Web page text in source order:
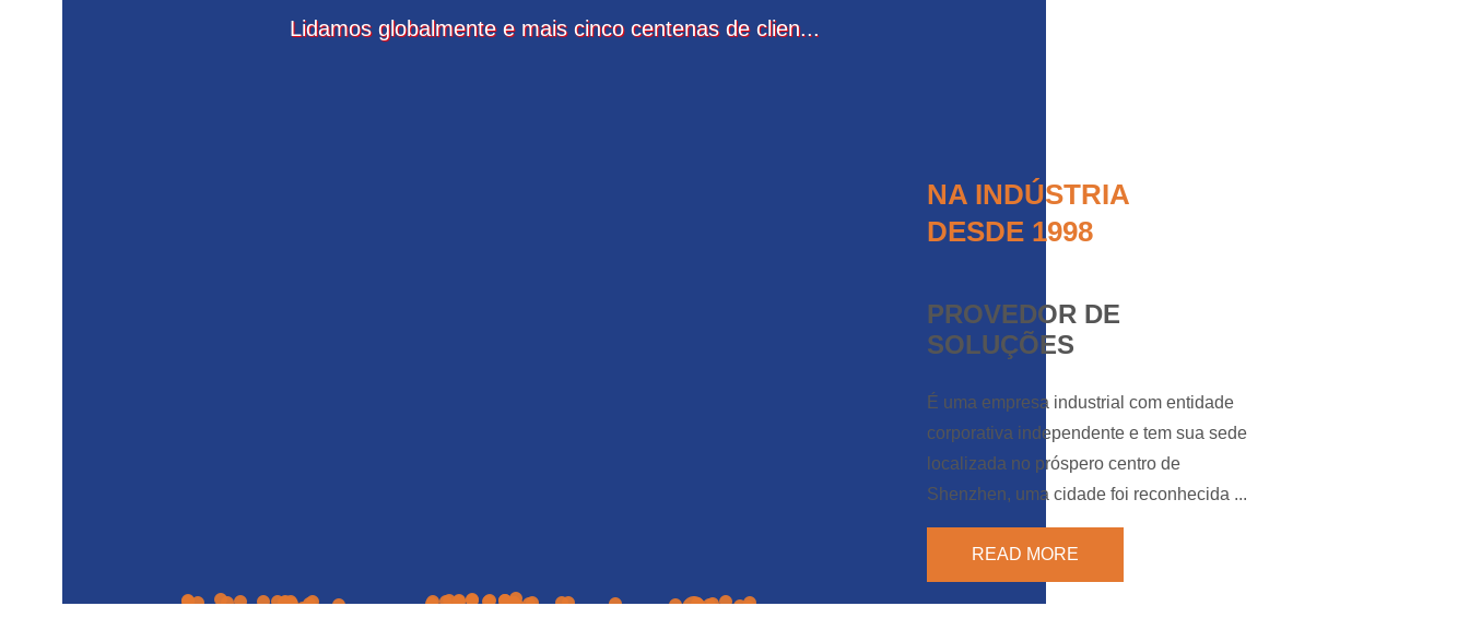
NA INDÚSTRIA
DESDE 1998
PROVEDOR DE
SOLUÇÕES
É uma empresa industrial com entidade
corporativa independente e tem sua sede
localizada no próspero centro de
Shenzhen, uma cidade foi reconhecida ...
READ MORE
Lidamos globalmente e mais cinco centenas de clien...